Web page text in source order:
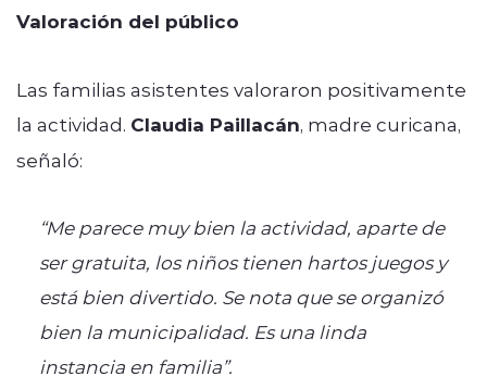
Valoración del público
Las familias asistentes valoraron positivamente
la actividad. Claudia Paillacán, madre curicana,
señaló:
“Me parece muy bien la actividad, aparte de
ser gratuita, los niños tienen hartos juegos y
está bien divertido. Se nota que se organizó
bien la municipalidad. Es una linda
instancia en familia”.